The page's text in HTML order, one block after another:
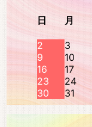
日
月
2
3
9
10
16
17
23
24
30
31